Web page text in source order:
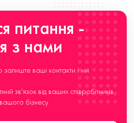
питання -
з нами
ваші контакти і ми
зв'язок від ваших співробітників
бізнесу